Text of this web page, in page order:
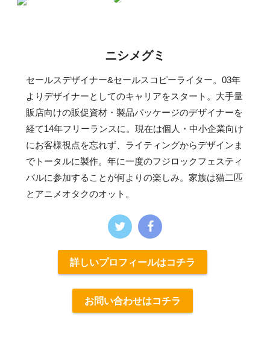
ニシメグミ
セールスデザイナー&セールスコピーライター。03年
よりデザイナーとしてのキャリアをスタート。大手量
販店向けの販促資材・製品パッケージのデザイナーを
経て14年フリーランスに。現在は個人・中小企業向け
にお客様視点を忘れず、ライティングからデザインま
でトータルに製作。年に一度のフジロックフェスティ
バルに参加することが何よりの楽しみ。家族は猫二匹
とアニメオタクのオット。
詳しいプロフィールはコチラ
お問い合わせはコチラ